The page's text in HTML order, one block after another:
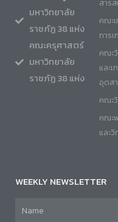
มหาวิทยาลัย
ราชภัฏ 38 แห่ง
คณะครุศาสตร์
มหาวิทยาลัย
ราชภัฏ 38 แห่ง
สาร
คณะ
การ
คณะ
และเ
อุตส
คณะ
คณะ
และ
WEEKLY NEWSLETTER